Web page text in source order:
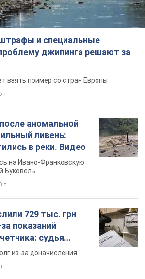
и специальные
джипинга решают за
взять пример со стран Европы
т.
аномальной
ливень:
в реки. Видео
на Ивано-Франковскую
Буковель
т.
729 тыс. грн
показаний
судья
решение
из-за доначисления